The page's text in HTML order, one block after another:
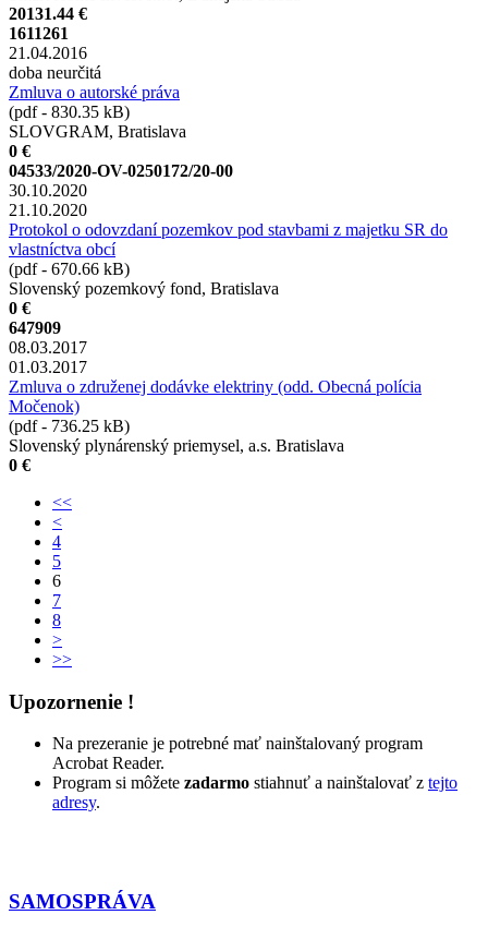
20131.44 €
1611261
21.04.2016
doba neurčitá
Zmluva o autorské práva
(pdf - 830.35 kB)
SLOVGRAM, Bratislava
0 €
04533/2020-OV-0250172/20-00
30.10.2020
21.10.2020
Protokol o odovzdaní pozemkov pod stavbami z majetku SR do
vlastníctva obcí
(pdf - 670.66 kB)
Slovenský pozemkový fond, Bratislava
0 €
647909
08.03.2017
01.03.2017
Zmluva o združenej dodávke elektriny (odd. Obecná polícia
Močenok)
(pdf - 736.25 kB)
Slovenský plynárenský priemysel, a.s. Bratislava
0 €
<<
<
4
5
6
7
8
>
>>
Upozornenie !
Na prezeranie je potrebné mať nainštalovaný program
Acrobat Reader.
Program si môžete zadarmo stiahnuť a nainštalovať z tejto
adresy.
SAMOSPRÁVA